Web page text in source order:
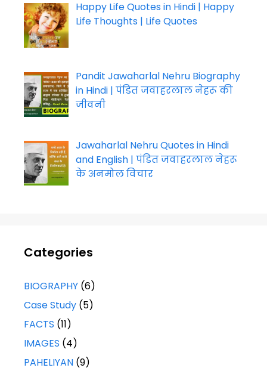
Happy Life Quotes in Hindi | Happy
Life Thoughts | Life Quotes
Pandit Jawaharlal Nehru Biography
in Hindi | पंडित जवाहरलाल नेहरू की
जीवनी
Jawaharlal Nehru Quotes in Hindi
and English | पंडित जवाहरलाल नेहरू
के अनमोल विचार
Categories
BIOGRAPHY (6)
Case Study (5)
FACTS (11)
IMAGES (4)
PAHELIYAN (9)